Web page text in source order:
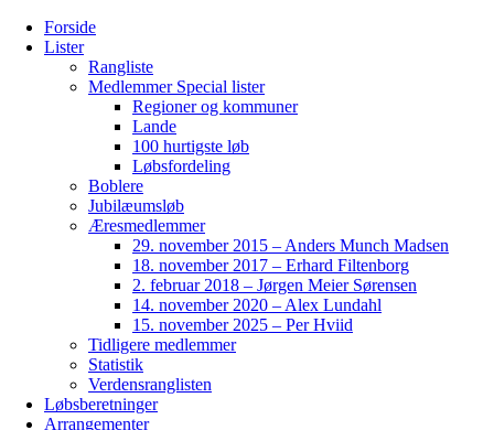
Forside
Lister
Rangliste
Medlemmer Special lister
Regioner og kommuner
Lande
100 hurtigste løb
Løbsfordeling
Boblere
Jubilæumsløb
Æresmedlemmer
29. november 2015 – Anders Munch Madsen
18. november 2017 – Erhard Filtenborg
2. februar 2018 – Jørgen Meier Sørensen
14. november 2020 – Alex Lundahl
15. november 2025 – Per Hviid
Tidligere medlemmer
Statistik
Verdensranglisten
Løbsberetninger
Arrangementer